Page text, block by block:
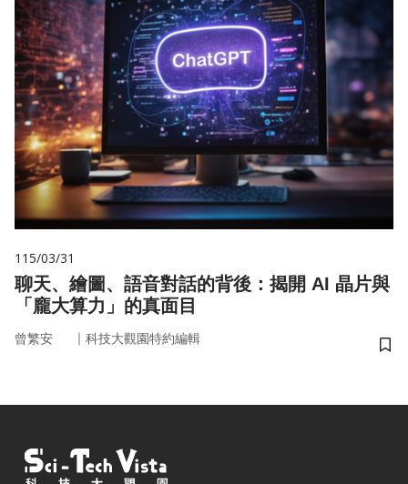
115/03/31
聊天、繪圖、語音對話的背後：揭開 AI 晶片與
「龐大算力」的真面目
曾繁安 ｜ 科技大觀園特約編輯
儲